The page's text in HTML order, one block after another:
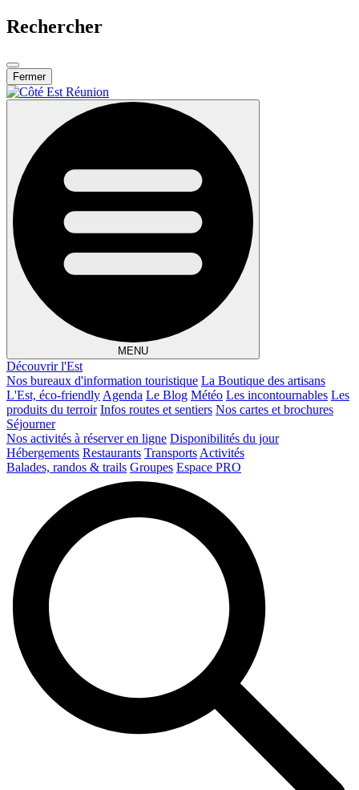
Rechercher
Fermer
MENU
Découvrir l'Est
Nos bureaux d'information touristique La Boutique des artisans
L'Est, éco-friendly Agenda Le Blog Météo Les incontournables Les
produits du terroir Infos routes et sentiers Nos cartes et brochures
Séjourner
Nos activités à réserver en ligne Disponibilités du jour
Hébergements Restaurants Transports Activités
Balades, randos & trails Groupes Espace PRO